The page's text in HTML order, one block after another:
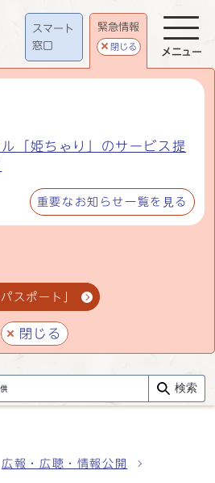
スマート
窓口
緊急情報
閉じる
「姫ちゃり」のサービス提
重要なお知らせ一覧を見る
スポート」
閉じる
メニュー
検索
広報・広聴・情報公開